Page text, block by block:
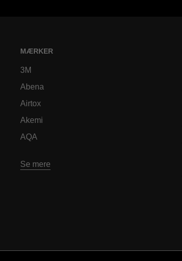
MÆRKER
3M
Abena
Airtox
Akemi
AQA
Se mere